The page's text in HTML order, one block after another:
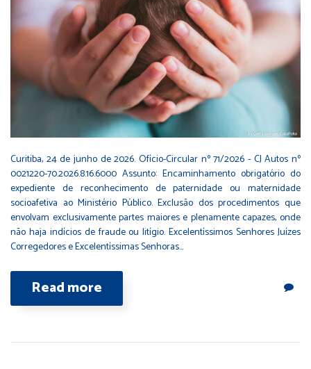
Curitiba, 24 de junho de 2026. Ofício-Circular nº 71/2026 - CJ Autos nº
0021220-70.2026.8.16.6000 Assunto: Encaminhamento obrigatório do
expediente de reconhecimento de paternidade ou maternidade
socioafetiva ao Ministério Público. Exclusão dos procedimentos que
envolvam exclusivamente partes maiores e plenamente capazes, onde
não haja indícios de fraude ou litígio. Excelentíssimos Senhores Juízes
Corregedores e Excelentíssimas Senhoras…
Read more